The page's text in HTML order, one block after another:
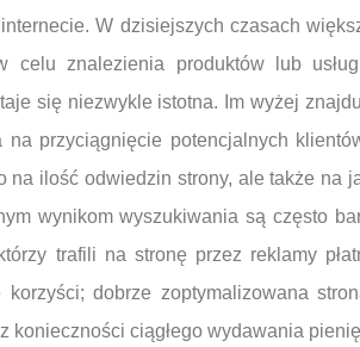
W dzisiejszych czasach
celu znalezienia produktów lub
się niezwykle istotna. Im wyżej
na przyciągnięcie potencjalnych
na ilość odwiedzin strony, ale także na
wynikom wyszukiwania są często
trafili na stronę przez reklamy
korzyści; dobrze zoptymalizowana
konieczności ciągłego wydawania